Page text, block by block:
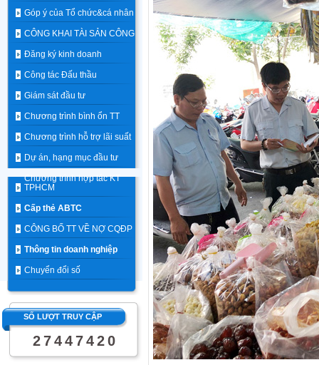
Góp ý của Tổ chức&cá nhân
CÔNG KHAI TÀI SẢN CÔNG
Đăng ký kinh doanh
Công tác Đấu thầu
Giám sát đầu tư
Chương trình bình ổn TT
Chương trình hỗ trợ lãi suất
Dự án, hạng mục đầu tư
Chương trình hợp tác KT
TPHCM
Cấp thẻ ABTC
CÔNG BỐ TT VỀ NỢ CQĐP
Thông tin doanh nghiệp
Chuyển đổi số
SỐ LƯỢT TRUY CẬP
2 7 4 4 7 4 2 0